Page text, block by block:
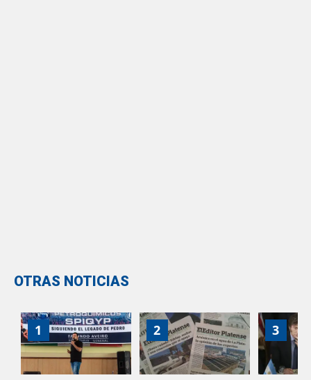
OTRAS NOTICIAS
1 2 3